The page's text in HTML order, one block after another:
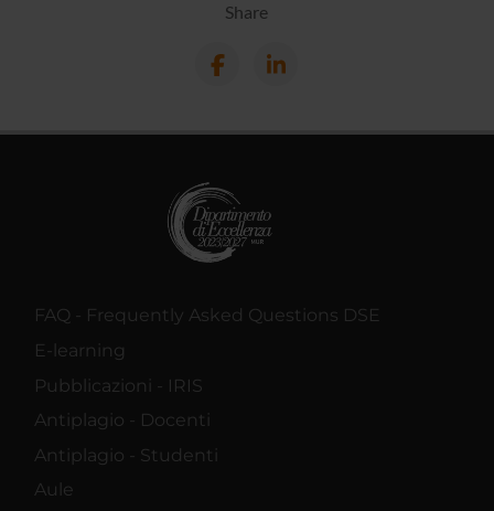
Share
FAQ - Frequently Asked Questions DSE
E-learning
Pubblicazioni - IRIS
Antiplagio - Docenti
Antiplagio - Studenti
Aule